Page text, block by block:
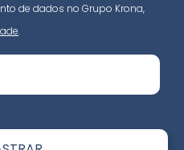
de dados no Grupo Krona,
.